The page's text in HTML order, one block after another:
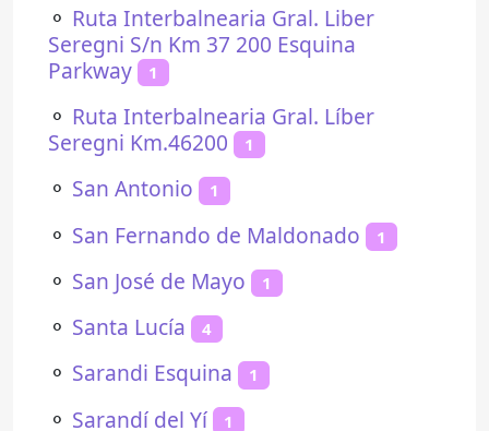
⚬ Ruta Interbalnearia Gral. Liber
Seregni S/n Km 37 200 Esquina
Parkway
1
⚬ Ruta Interbalnearia Gral. Líber
Seregni Km.46200
1
⚬ San Antonio 1
⚬ San Fernando de Maldonado 1
⚬ San José de Mayo 1
⚬ Santa Lucía 4
⚬ Sarandi Esquina 1
⚬ Sarandí del Yí 1